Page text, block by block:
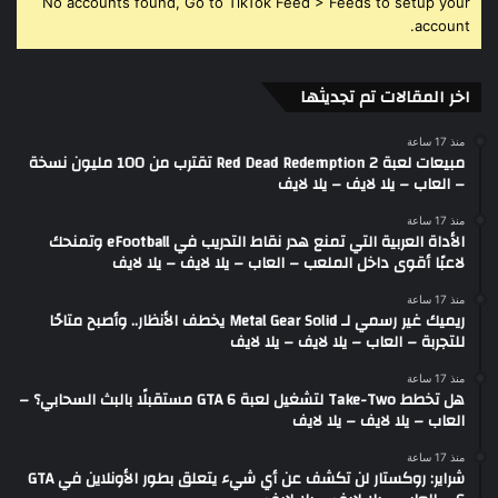
account.
اخر المقالات تم تجديثها
منذ 17 ساعة
مبيعات لعبة Red Dead Redemption 2 تقترب من 100 مليون نسخة
– العاب – يلا لايف – يلا لايف
منذ 17 ساعة
الأداة العربية التي تمنع هدر نقاط التدريب في eFootball وتمنحك
لاعبًا أقوى داخل الملعب – العاب – يلا لايف – يلا لايف
منذ 17 ساعة
ريميك غير رسمي لـ Metal Gear Solid يخطف الأنظار.. وأصبح متاحًا
للتجربة – العاب – يلا لايف – يلا لايف
منذ 17 ساعة
هل تخطط Take-Two لتشغيل لعبة GTA 6 مستقبلًا بالبث السحابي؟ –
العاب – يلا لايف – يلا لايف
منذ 17 ساعة
شراير: روكستار لن تكشف عن أي شيء يتعلق بطور الأونلاين في GTA